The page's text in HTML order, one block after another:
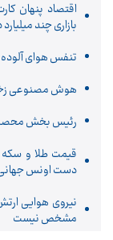
اقتصاد پنهان
بازاری چند میلیارد
تنفس هوای آلوده در ۷ شهر
هوش مصنوعی
رئیس بخش
دست اونس
نیروی هوایی
مشخص نیست